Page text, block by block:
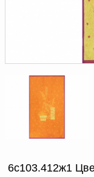
Документы по
персональными
Письмо
Вопросы и ответы
Новости | Статьи
6с103.412ж1